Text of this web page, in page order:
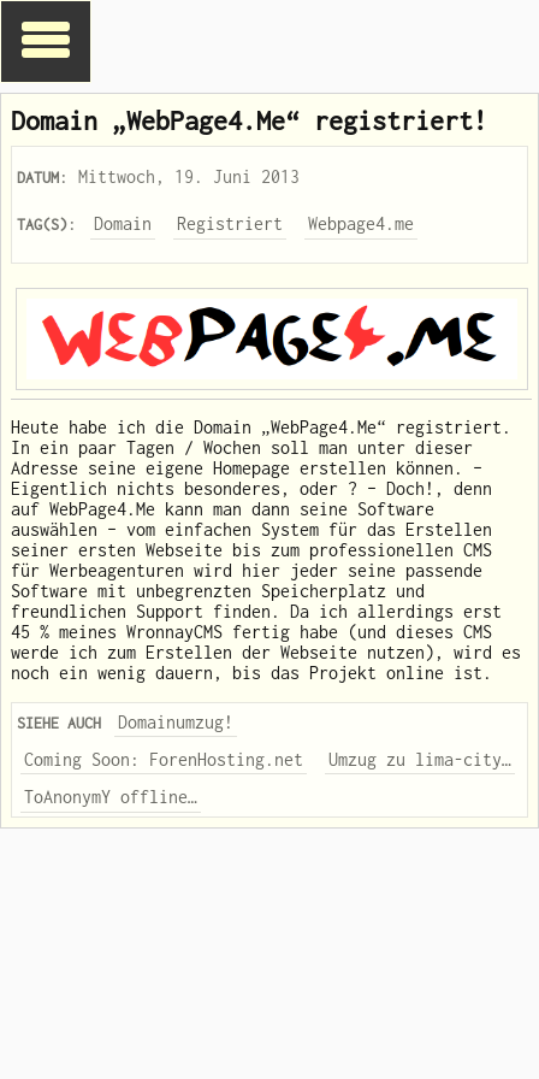
Domain „WebPage4.Me“ registriert!
DATUM: Mittwoch, 19. Juni 2013
TAG(S): Domain Registriert Webpage4.me
Heute habe ich die Domain „WebPage4.Me“ registriert.
In ein paar Tagen / Wochen soll man unter dieser
Adresse seine eigene Homepage erstellen können. –
Eigentlich nichts besonderes, oder ? – Doch!, denn
auf WebPage4.Me kann man dann seine Software
auswählen – vom einfachen System für das Erstellen
seiner ersten Webseite bis zum professionellen CMS
für Werbeagenturen wird hier jeder seine passende
Software mit unbegrenzten Speicherplatz und
freundlichen Support finden. Da ich allerdings erst
45 % meines WronnayCMS fertig habe (und dieses CMS
werde ich zum Erstellen der Webseite nutzen), wird es
noch ein wenig dauern, bis das Projekt online ist.
SIEHE AUCH
Domainumzug!
Coming Soon: ForenHosting.net
Umzug zu lima-city…
ToAnonymY offline…